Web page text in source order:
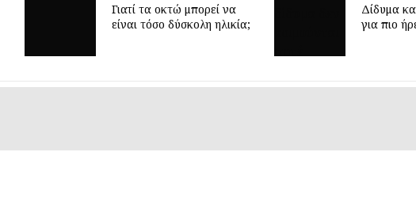
Γιατί τα οκτώ μπορεί να
είναι τόσο δύσκολη ηλικία;
Δίδυμα
για πιο